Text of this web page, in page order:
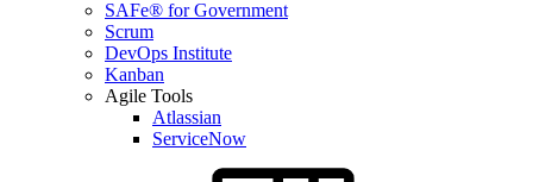
SAFe® for Government
Scrum
DevOps Institute
Kanban
Agile Tools
Atlassian
ServiceNow